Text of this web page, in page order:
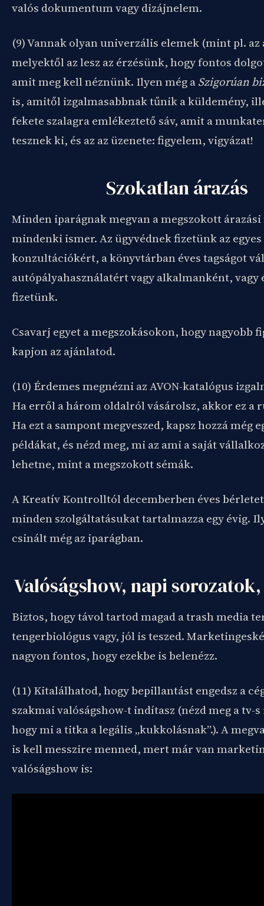
valós dokumentum vagy dizájnelem.
(9) Vannak olyan univerzális elemek (mint pl.
melyektől az lesz az érzésünk, hogy fontos
amit meg kell néznünk. Ilyen még aSzigorúan
is, amitől izgalmasabbnak tűnik a küldemény,
fekete szalagra emlékeztető sáv, amit a
tesznek ki, és az az üzenete: figyelem, vigyázat!
Szokatlan árazás
Minden iparágnak megvan a megszokott
mindenki ismer. Az ügyvédnek fizetünk az egyes
konzultációkért, a könyvtárban éves tagságot
autópályahasználatért vagy alkalmanként, vagy
fizetünk.
Csavarj egyet a megszokásokon, hogy nagyobb
kapjon az ajánlatod.
(10) Érdemes megnézni az AVON-katalógus
Ha erről a három oldalról vásárolsz, akkor ez a
Ha ezt a sampont megveszed, kapsz hozzá még
példákat, és nézd meg, mi az ami a saját
lehetne, mint a megszokott sémák.
A Kreatív Kontrolltól decemberben éves
minden szolgáltatásukat tartalmazza egy évig.
csinált még az iparágban.
Valóságshow, napi
Biztos, hogy távol tartod magad a trash media
tengerbiológus vagy, jól is teszed.
nagyon fontos, hogy ezekbe is belenézz.
(11) Kitalálhatod, hogy bepillantást engedsz a
szakmai valóságshow-t indítasz (nézd meg a tv-
hogy mi a titka a legális „kukkolásnak”.). A
is kell messzire menned, mert már van
valóságshow is: